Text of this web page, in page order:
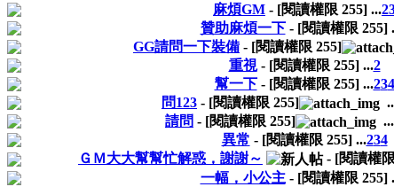
麻煩GM - [閱讀權限 255] ...2
贊助麻煩一下- [閱讀權限 255]
GG請問一下裝備 - [閱讀權限 255]
重視- [閱讀權限 255]...2
幫一下- [閱讀權限 255]...234
問123 - [閱讀權限 255]
請問 - [閱讀權限 255] ...
異常 - [閱讀權限 255]...234
ＧＭ大大幫幫忙解惑，謝謝～
- [閱讀權限
一幅，小公主- [閱讀權限 255]